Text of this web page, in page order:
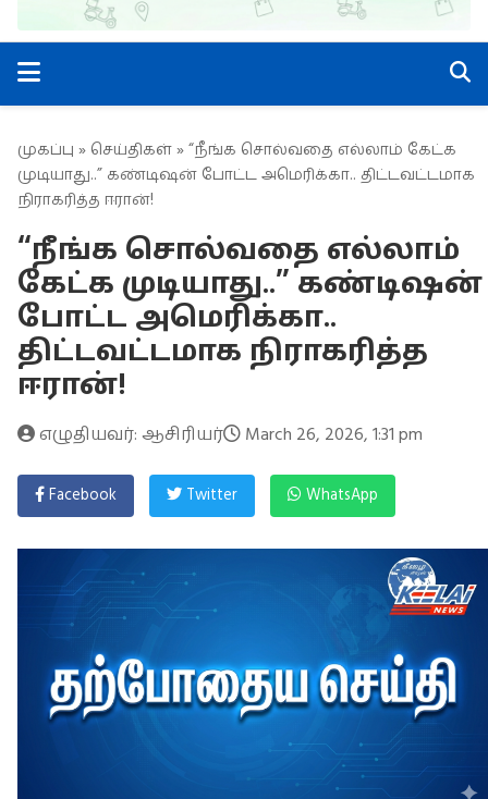
முகப்பு » செய்திகள் » “நீங்க சொல்வதை எல்லாம் கேட்க
முடியாது..” கண்டிஷன் போட்ட அமெரிக்கா.. திட்டவட்டமாக
நிராகரித்த ஈரான்!
“நீங்க சொல்வதை எல்லாம்
கேட்க முடியாது..” கண்டிஷன்
போட்ட அமெரிக்கா..
திட்டவட்டமாக நிராகரித்த
ஈரான்!
எழுதியவர்: ஆசிரியர் March 26, 2026, 1:31 pm
Facebook Twitter WhatsApp